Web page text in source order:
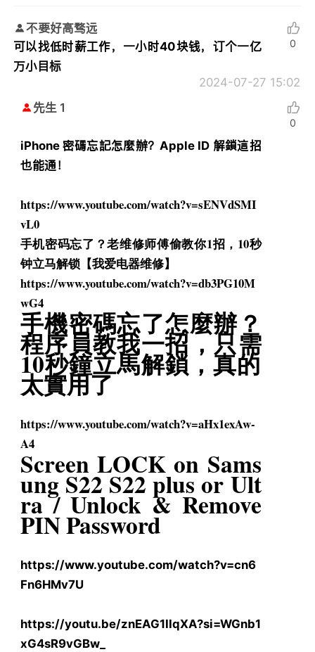
不要好高骛远
可以找低时薪工作，一小时40块钱，订个一亿
万小目标
2024-07-27 15:02
0
先生 1
iPhone 密碼忘記怎麼辦？Apple ID 解鎖這招
也能通！
https://www.youtube.com/watch?v=sENVdSMI
vL0
手机密码忘了？老维修师傅偷教你1招，10秒
钟立马解锁【我爱电器维修】
https://www.youtube.com/watch?v=db3PG10M
wG4
手機密碼忘了怎麼辦？
程序員教我一招，只需
10秒鐘立馬解鎖，真的
太實用了
https://www.youtube.com/watch?v=aHx1exAw-
A4
Screen LOCK on Sams
ung S22 S22 plus or Ult
ra / Unlock & Remove
PIN Password
https://www.youtube.com/watch?v=cn6
Fn6HMv7U
https://youtu.be/znEAG1IIqXA?si=WGnb1
xG4sR9vGBw_
0